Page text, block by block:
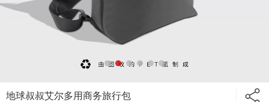
地球叔叔艾尔多用商务旅行包